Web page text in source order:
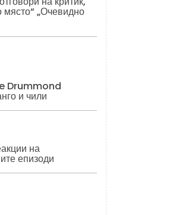
място“ „Очевидно
Drummond
и чили
на
епизоди